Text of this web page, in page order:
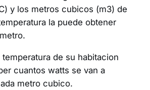
y los metros cubicos (m3) de
la puede obtener
temperatura de su habitacion
cuantos watts se van a
metro cubico.